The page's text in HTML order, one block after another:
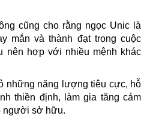
cũng cho rằng ngọc Unic là
mắn và thành đạt trong cuộc
nên hợp với nhiều mệnh khác
những năng lượng tiêu cực, hỗ
thiền định, làm gia tăng cảm
người sở hữu.